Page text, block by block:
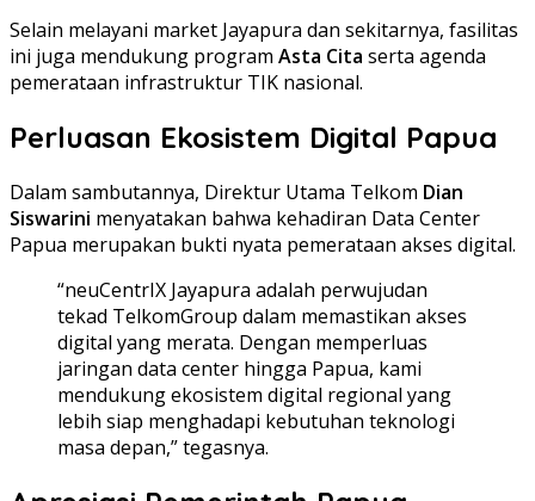
Selain melayani market Jayapura dan sekitarnya, fasilitas
ini juga mendukung program Asta Cita serta agenda
pemerataan infrastruktur TIK nasional.
Perluasan Ekosistem Digital Papua
Dalam sambutannya, Direktur Utama Telkom Dian
Siswarini menyatakan bahwa kehadiran Data Center
Papua merupakan bukti nyata pemerataan akses digital.
“neuCentrIX Jayapura adalah perwujudan
tekad TelkomGroup dalam memastikan akses
digital yang merata. Dengan memperluas
jaringan data center hingga Papua, kami
mendukung ekosistem digital regional yang
lebih siap menghadapi kebutuhan teknologi
masa depan,” tegasnya.